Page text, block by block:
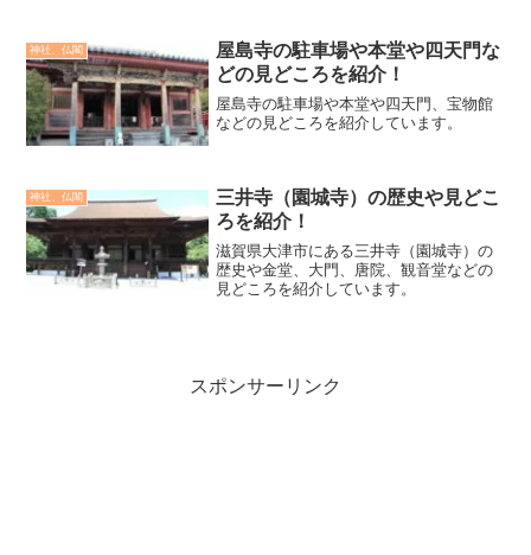
神社、仏閣
屋島寺の駐車場や本堂や四天門な
どの見どころを紹介！
屋島寺の駐車場や本堂や四天門、宝物館
などの見どころを紹介しています。
神社、仏閣
三井寺（園城寺）の歴史や見どこ
ろを紹介！
滋賀県大津市にある三井寺（園城寺）の
歴史や金堂、大門、唐院、観音堂などの
見どころを紹介しています。
スポンサーリンク